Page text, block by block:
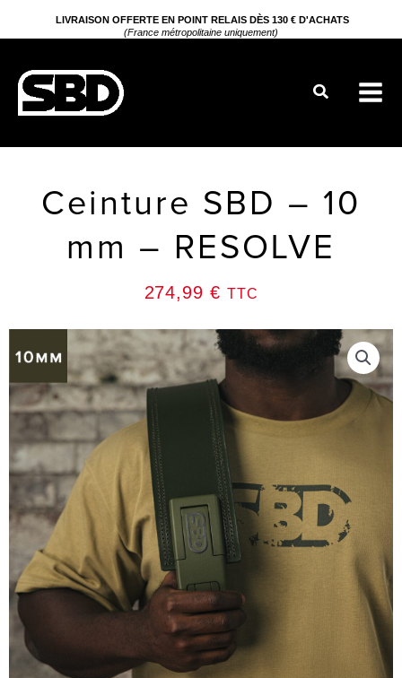
au
LIVRAISON OFFERTE EN POINT RELAIS DÈS 130 € D'ACHATS
(France métropolitaine uniquement)
Rechercher
Ceinture SBD – 10
mm – RESOLVE
274,99 € TTC